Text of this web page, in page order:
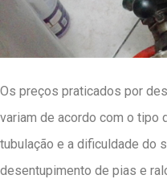
Os preços praticados por
variam de acordo com o tipo
tubulação e a dificuldade do
desentupimento de pias e